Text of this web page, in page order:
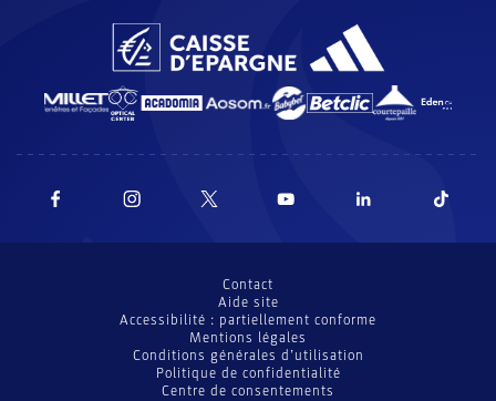
Contact
Aide site
Accessibilité : partiellement conforme
Mentions légales
Conditions générales d’utilisation
Politique de confidentialité
Centre de consentements